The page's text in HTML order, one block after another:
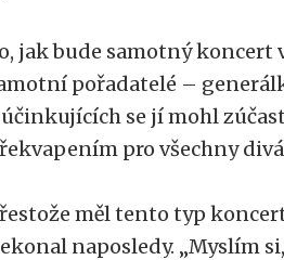
jak bude samotný koncert
pořadatelé –
se jí mohl
pro všechny
měl tento typ
naposledy. „Myslím